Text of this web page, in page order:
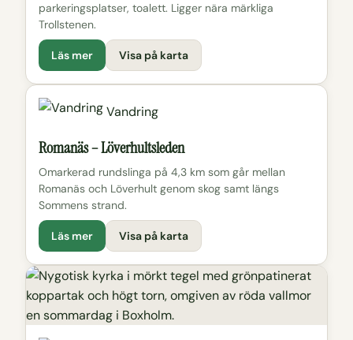
parkeringsplatser, toalett. Ligger nära märkliga
Trollstenen.
Läs mer Visa på karta
Vandring
Romanäs – Löverhultsleden
Omarkerad rundslinga på 4,3 km som går mellan
Romanäs och Löverhult genom skog samt längs
Sommens strand.
Läs mer Visa på karta